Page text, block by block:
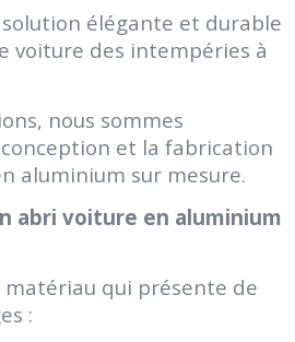
solution élégante et durable
voiture des intempéries à
nous sommes
et la fabrication
aluminium sur mesure.
abri voiture en aluminium
matériau qui présente de
: